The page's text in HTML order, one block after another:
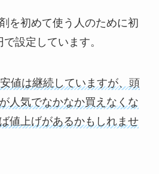
を初めて使う人のために初
設定しています。
値は継続していますが、頭
人気でなかなか買えなくな
値上げがあるかもしれませ